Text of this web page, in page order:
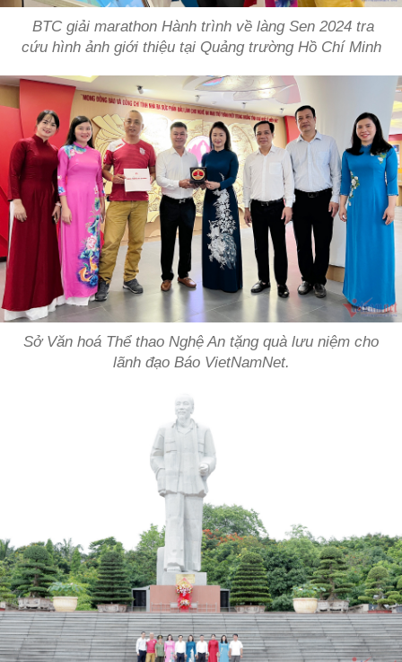
BTC giải marathon Hành trình về làng Sen 2024 tra
cứu hình ảnh giới thiệu tại Quảng trường Hồ Chí Minh
Sở Văn hoá Thể thao Nghệ An tặng quà lưu niệm cho
lãnh đạo Báo VietNamNet.